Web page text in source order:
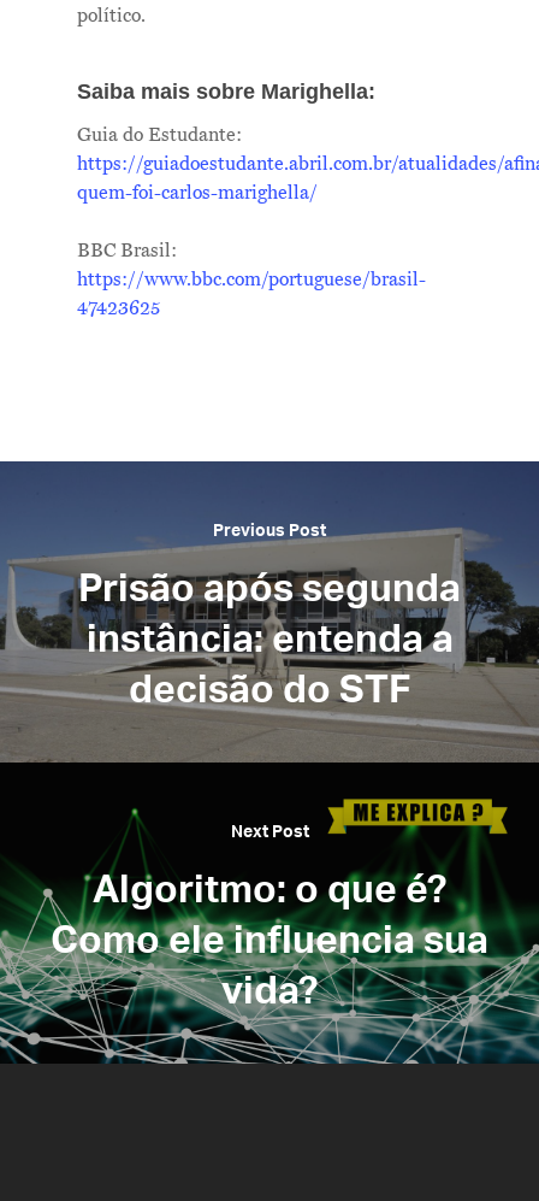
político.
Saiba mais sobre Marighella:
Guia do Estudante:
https://guiadoestudante.abril.com.br/atualidades/
quem-foi-carlos-marighella/
BBC Brasil:
https://www.bbc.com/portuguese/brasil-
47423625
Previous Post
Prisão após segunda
instância: entenda a
decisão do STF
Next Post
Algoritmo: o que é?
Como ele influencia sua
vida?